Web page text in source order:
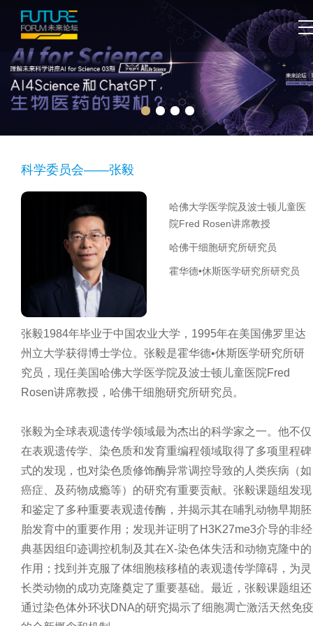
哈佛大学医学院及波士顿儿童医
院Fred Rosen讲席教授
哈佛干细胞研究所研究员
霍华德•休斯医学研究所研究员
科学委员会——张毅
张毅1984年毕业于中国农业大学，1995年在美国佛罗里达
州立大学获得博士学位。张毅是霍华德•休斯医学研究所研
究员，现任美国哈佛大学医学院及波士顿儿童医院Fred
Rosen讲席教授，哈佛干细胞研究所研究员。
张毅为全球表观遗传学领域最为杰出的科学家之一。他不仅
在表观遗传学、染色质和发育重编程领域取得了多项里程碑
式的发现，也对染色质修饰酶异常调控导致的人类疾病（如
癌症、及药物成瘾等）的研究有重要贡献。张毅课题组发现
和鉴定了多种重要表观遗传酶，并揭示其在哺乳动物早期胚
胎发育中的重要作用；发现并证明了H3K27me3介导的非经
典基因组印迹调控机制及其在X-染色体失活和动物克隆中的
作用；找到并克服了体细胞核移植的表观遗传学障碍，为灵
长类动物的成功克隆奠定了重要基础。最近，张毅课题组还
通过染色体外环状DNA的研究揭示了细胞凋亡激活天然免疫